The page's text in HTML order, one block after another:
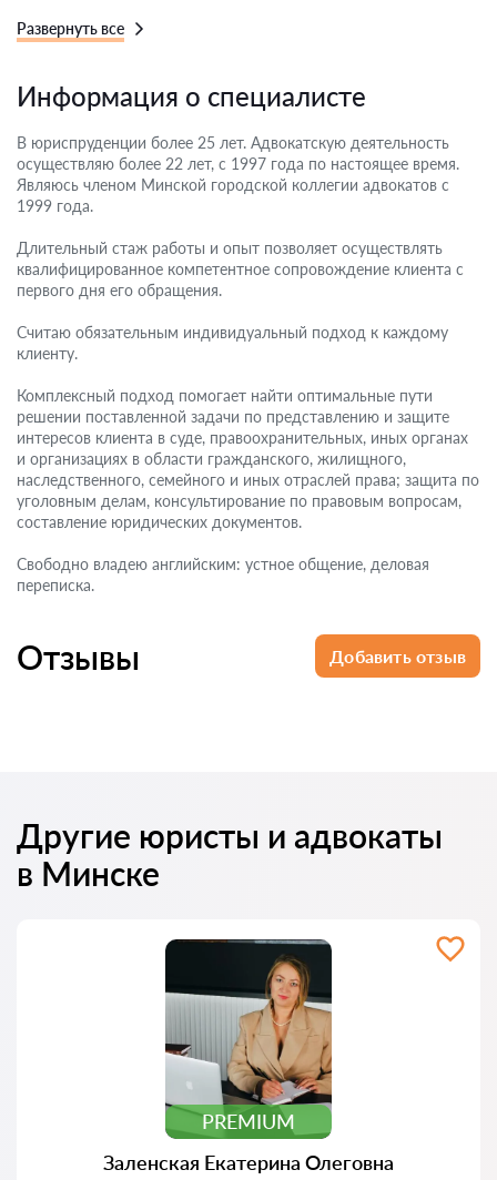
Развернуть все
Информация о специалисте
В юриспруденции более 25 лет. Адвокатскую деятельность
осуществляю более 22 лет, с 1997 года по настоящее время.
Являюсь членом Минской городской коллегии адвокатов с
1999 года.
Длительный стаж работы и опыт позволяет осуществлять
квалифицированное компетентное сопровождение клиента с
первого дня его обращения.
Считаю обязательным индивидуальный подход к каждому
клиенту.
Комплексный подход помогает найти оптимальные пути
решении поставленной задачи по представлению и защите
интересов клиента в суде, правоохранительных, иных органах
и организациях в области гражданского, жилищного,
наследственного, семейного и иных отраслей права; защита по
уголовным делам, консультирование по правовым вопросам,
составление юридических документов.
Свободно владею английским: устное общение, деловая
переписка.
Отзывы Добавить отзыв
Другие юристы и адвокаты
в Минске
PREMIUM
Заленская Екатерина Олеговна